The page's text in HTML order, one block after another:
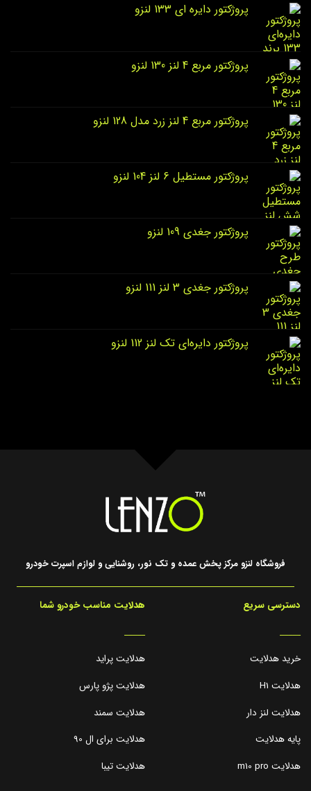
پروژکتور دایره‌ ای 133 لنزو
پروژکتور مربع 4 لنز 130 لنزو
پروژکتور مربع 4 لنز زرد مدل 128 لنزو
پروژکتور مستطیل 6 لنز 104 لنزو
پروژکتور جغدی 109 لنزو
پروژکتور جغدی 3 لنز 111 لنزو
پروژکتور دایره‌ای تک لنز 112 لنزو
فروشگاه لنزو مرکز پخش عمده و تک نور، روشنایی و لوازم اسپرت خودرو
دسترسی سریع
_____
خرید هدلایت
هدلایت H1
هدلایت لنز دار
پایه هدلایت
هدلایت m10 pro
هدلایت مناسب خودرو شما
_____
هدلایت پراید
هدلایت پژو پارس
هدلایت سمند
هدلایت برای ال 90
هدلایت تیبا